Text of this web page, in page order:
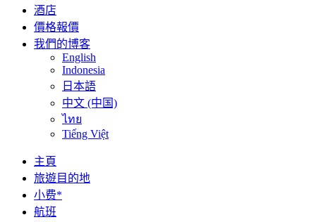
酒店
價格報價
我們的博客
English
Indonesia
日本語
中文 (中国)
ไทย
Tiếng Việt
主頁
旅遊目的地
小费*
航班